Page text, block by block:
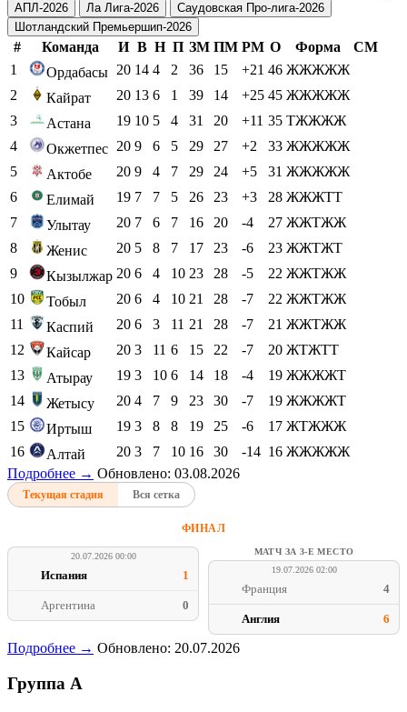
АПЛ-2026
Ла Лига-2026
Саудовская Про-лига-2026
Шотландский Премьершип-2026
# Команда И В Н П ЗМ ПМ РМ О Форма
СМ
1
Ордабасы 20 14 4 2 36 15 +21 46 ЖЖЖЖЖ
2
Кайрат 20 13 6 1 39 14 +25 45 ЖЖЖЖЖ
3
Астана 19 10 5 4 31 20 +11 35 ТЖЖЖЖ
4
Окжетпес 20 9 6 5 29 27 +2 33 ЖЖЖЖЖ
5
Актобе 20 9 4 7 29 24 +5 31 ЖЖЖЖЖ
6
Елимай 19 7 7 5 26 23 +3 28 ЖЖЖТТ
7
Улытау 20 7 6 7 16 20 -4 27 ЖЖТЖЖ
8
Женис 20 5 8 7 17 23 -6 23 ЖЖТЖТ
9
Кызылжар 20 6 4 10 23 28 -5 22 ЖЖТЖЖ
10
Тобыл 20 6 4 10 21 28 -7 22 ЖЖТЖЖ
11
Каспий 20 6 3 11 21 28 -7 21 ЖЖТЖЖ
12
Кайсар 20 3 11 6 15 22 -7 20 ЖТЖТТ
13
Атырау 19 3 10 6 14 18 -4 19 ЖЖЖЖТ
14
Жетысу 20 4 7 9 23 30 -7 19 ЖЖЖЖТ
15
Иртыш 19 3 8 8 19 25 -6 17 ЖТЖЖЖ
16
Алтай 20 3 7 10 16 30 -14 16 ЖЖЖЖЖ
Подробнее → Обновлено: 03.08.2026
Текущая стадия Вся сетка
ФИНАЛ
20.07.2026 00:00
Испания 1
Аргентина 0
МАТЧ ЗА 3-Е МЕСТО
19.07.2026 02:00
Франция 4
Англия 6
Подробнее → Обновлено: 20.07.2026
Группа A